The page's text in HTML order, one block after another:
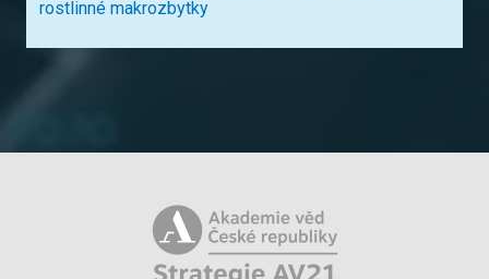
rostlinné makrozbytky